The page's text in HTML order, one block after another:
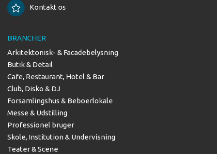
Kontakt os
BRANCHER
Arkitektonisk- & Facadebelysning
Butik & Detail
Cafe, Restaurant, Hotel & Bar
Club, Disko & DJ
Forsamlingshus & Beboerlokale
Messe & Udstilling
Professionel bruger
Skole, Institution & Undervisning
Teater & Scene